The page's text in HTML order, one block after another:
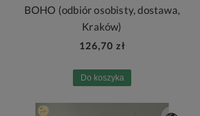
BOHO (odbiór osobisty, dostawa,
Kraków)
126,70 zł
Do koszyka